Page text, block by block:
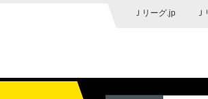
Ｊリーグ.jp